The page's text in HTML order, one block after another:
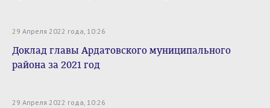
29 Апреля 2022 года, 10:26
Доклад главы Ардатовского муниципального
района за 2021 год
29 Апреля 2022 года, 10:26